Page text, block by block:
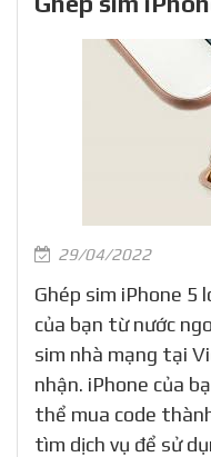
29/04/2022
Ghép sim iPhone 5
của bạn từ nước
sim nhà mạng tại
nhận. iPhone của
thể mua code
tìm dịch vụ để sử